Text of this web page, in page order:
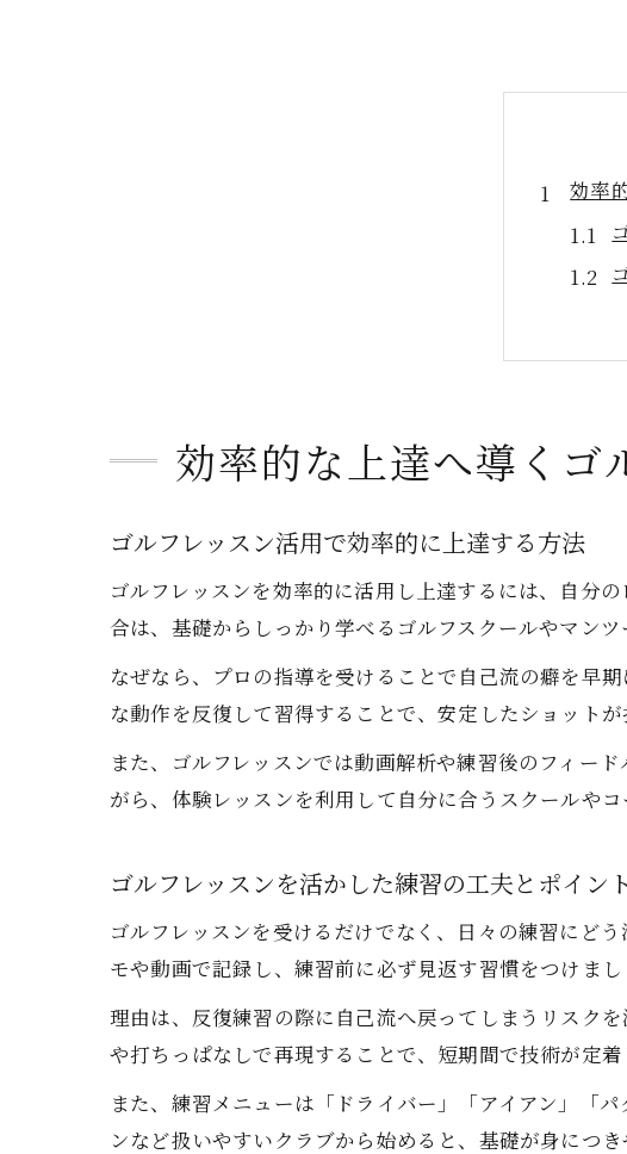
効率
レ
ゴル
自分
効率的な上達へ導くゴ
ゴルフレッスン活用で効率的に上達する方法
ゴルフレッスンを効率的に活用し上達するには、自分
合は、基礎からしっかり学べるゴルフスクールやマンツ
なぜなら、プロの指導を受けることで自己流の癖を早
な動作を反復して習得することで、安定したショットが
また、ゴルフレッスンでは動画解析や練習後のフィー
がら、体験レッスンを利用して自分に合うスクールやコ
ゴルフレッスンを活かした練習の工夫とポイント
ゴルフレッスンを受けるだけでなく、日々の練習にど
モや動画で記録し、練習前に必ず見返す習慣をつけまし
理由は、反復練習の際に自己流へ戻ってしまうリスク
や打ちっぱなしで再現することで、短期間で技術が定着
また、練習メニューは「ドライバー」「アイアン」「
ンなど扱いやすいクラブから始めると、基礎が身につき